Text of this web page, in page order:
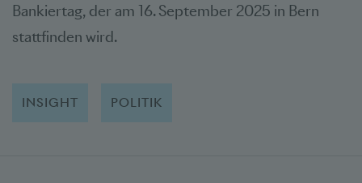
Bankiertag, der am 16. September 2025 in Bern
stattfinden wird.
INSIGHT POLITIK